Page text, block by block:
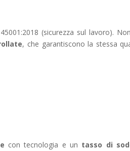
(sicurezza sul lavoro).
, che garantiscono la stessa
con tecnologia e un tasso di